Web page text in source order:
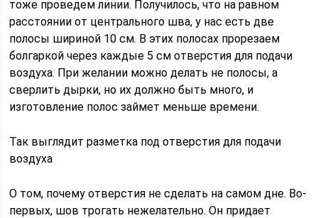
тоже проведем линии. Получилось, что на равном
расстоянии от центрального шва, у нас есть две
полосы шириной 10 см. В этих полосах прорезаем
болгаркой через каждые 5 см отверстия для подачи
воздуха. При желании можно делать не полосы, а
сверлить дырки, но их должно быть много, и
изготовление полос займет меньше времени.
Так выглядит разметка под отверстия для подачи
воздуха
О том, почему отверстия не сделать на самом дне. Во-
первых, шов трогать нежелательно. Он придает